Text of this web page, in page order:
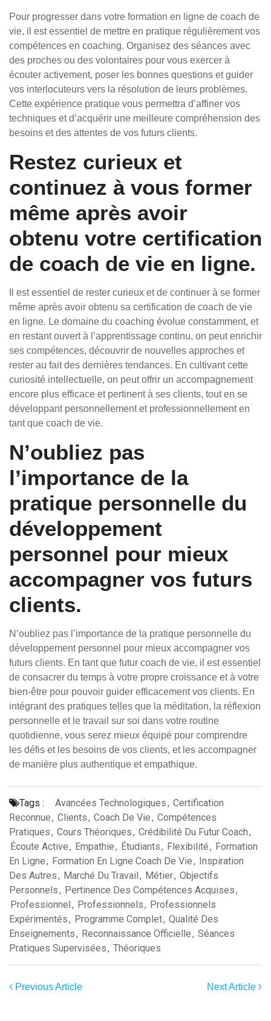
Pour progresser dans votre formation en ligne de coach de
vie, il est essentiel de mettre en pratique régulièrement vos
compétences en coaching. Organisez des séances avec
des proches ou des volontaires pour vous exercer à
écouter activement, poser les bonnes questions et guider
vos interlocuteurs vers la résolution de leurs problèmes.
Cette expérience pratique vous permettra d’affiner vos
techniques et d’acquérir une meilleure compréhension des
besoins et des attentes de vos futurs clients.
Restez curieux et
continuez à vous former
même après avoir
obtenu votre certification
de coach de vie en ligne.
Il est essentiel de rester curieux et de continuer à se former
même après avoir obtenu sa certification de coach de vie
en ligne. Le domaine du coaching évolue constamment, et
en restant ouvert à l’apprentissage continu, on peut enrichir
ses compétences, découvrir de nouvelles approches et
rester au fait des dernières tendances. En cultivant cette
curiosité intellectuelle, on peut offrir un accompagnement
encore plus efficace et pertinent à ses clients, tout en se
développant personnellement et professionnellement en
tant que coach de vie.
N’oubliez pas
l’importance de la
pratique personnelle du
développement
personnel pour mieux
accompagner vos futurs
clients.
N’oubliez pas l’importance de la pratique personnelle du
développement personnel pour mieux accompagner vos
futurs clients. En tant que futur coach de vie, il est essentiel
de consacrer du temps à votre propre croissance et à votre
bien-être pour pouvoir guider efficacement vos clients. En
intégrant des pratiques telles que la méditation, la réflexion
personnelle et le travail sur soi dans votre routine
quotidienne, vous serez mieux équipé pour comprendre
les défis et les besoins de vos clients, et les accompagner
de manière plus authentique et empathique.
Tags : Avancées Technologiques, Certification
Reconnue, Clients, Coach De Vie, Compétences
Pratiques, Cours Théoriques, Crédibilité Du Futur Coach,
Écoute Active, Empathie, Étudiants, Flexibilité, Formation
En Ligne, Formation En Ligne Coach De Vie, Inspiration
Des Autres, Marché Du Travail, Métier, Objectifs
Personnels, Pertinence Des Compétences Acquises,
Professionnel, Professionnels, Professionnels
Expérimentés, Programme Complet, Qualité Des
Enseignements, Reconnaissance Officielle, Séances
Pratiques Supervisées, Théoriques
Previous Article Next Article